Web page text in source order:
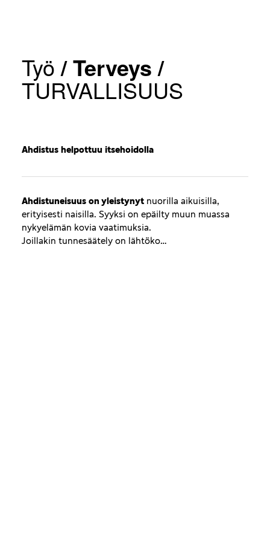
Työ /Terveys /
TURVALLISUUS
Ahdistus helpottuu itsehoidolla
Ahdistuneisuus on yleistynytnuorilla aikuisilla,
erityisesti naisilla. Syyksi on epäilty muun muassa
nykyelämän kovia vaatimuksia.
Joillakin tunnesäätely on lähtöko…